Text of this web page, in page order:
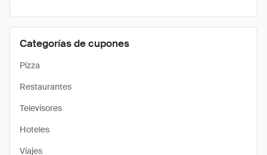
Categorías de cupones
Pizza
Restaurantes
Televisores
Hoteles
Viajes